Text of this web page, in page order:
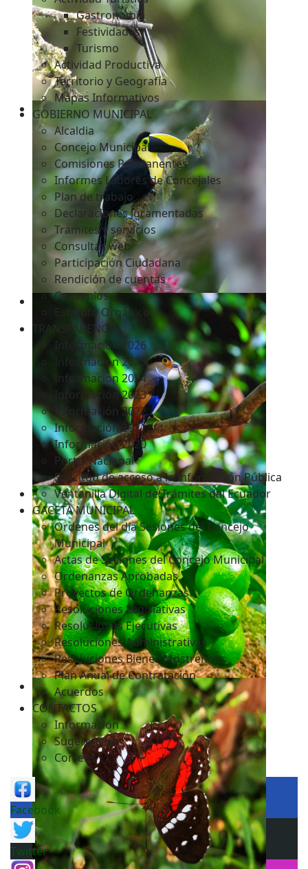
Gastronomía
Festividades
Turismo
Actividad Productiva
Territorio y Geografía
Mapas Informativos
GOBIERNO MUNICIPAL
Alcaldia
Concejo Municipal
Comisiones Permanentes
Informes Labores de Concejales
Plan de trabajo
Declaraciones Juramentadas
Tramites y servicios
Consultas web
Participación Ciudadana
Rendición de cuentas
Convenios
Estatuto Orgánico
TRANSPARENCIA
Informacion 2026
Informacion 2025
Informacion 2024
Información 2023
Información 2022
Información 2021
Información 2020
Portal Nacional
Solicitud de acceso a la Información Pública
Ventanilla Digital de Trámites del Ecuador
GACETA MUNICIPAL
Ordenes del día Sesiones del Concejo
Municipal
Actas de Sesiones del Concejo Municipal
Ordenanzas Aprobadas
Proyectos de Ordenanzas
Resoluciones Legislativas
Resoluciones Ejecutivas
Resoluciones Administrativas
Resoluciones Bienes Mostrencos
Plan Anual de Contratación
Acuerdos
CONTACTOS
Información
Sugerencias
Correos
Facebook
Twitter